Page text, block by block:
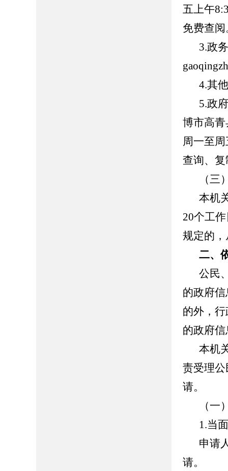
五上午
免费查阅
3.政
4.其
5.政
博市高
周一至
查询、
（三
本机
20个工
规定的
二、
公民
的政府
的外，
的政府
本机
责受理
请。
（一
1.当
申请
请。